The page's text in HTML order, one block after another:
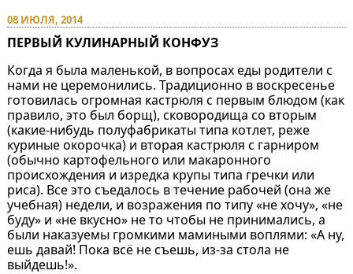
08 ИЮЛЯ, 2014
ПЕРВЫЙ КУЛИНАРНЫЙ КОНФУЗ
Когда я была маленькой, в вопросах еды родители с
нами не церемонились. Традиционно в воскресенье
готовилась огромная кастрюля с первым блюдом (как
правило, это был борщ), сковородища со вторым
(какие-нибудь полуфабрикаты типа котлет, реже
куриные окорочка) и вторая кастрюля с гарниром
(обычно картофельного или макаронного
происхождения и изредка крупы типа гречки или
риса). Все это съедалось в течение рабочей (она же
учебная) недели, и возражения по типу «не хочу», «не
буду» и «не вкусно» не то чтобы не принимались, а
были наказуемы громкими мамиными воплями: «А ну,
ешь давай! Пока всё не съешь, из-за стола не
выйдешь!».